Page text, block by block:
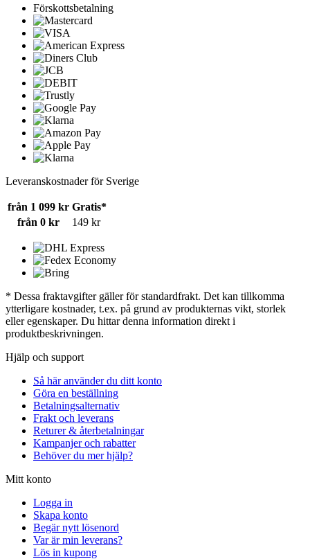
Förskottsbetalning
Leveranskostnader för Sverige
från 1 099 kr Gratis*
från 0 kr
149 kr
* Dessa fraktavgifter gäller för standardfrakt. Det kan tillkomma
ytterligare kostnader, t.ex. på grund av produkternas vikt, storlek
eller egenskaper. Du hittar denna information direkt i
produktbeskrivningen.
Hjälp och support
Så här använder du ditt konto
Göra en beställning
Betalningsalternativ
Frakt och leverans
Returer & återbetalningar
Kampanjer och rabatter
Behöver du mer hjälp?
Mitt konto
Logga in
Skapa konto
Begär nytt lösenord
Var är min leverans?
Lös in kupong